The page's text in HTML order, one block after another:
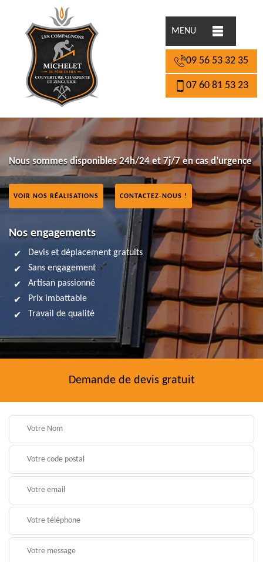
MENU
09 56 53 32 35
07 60 81 53 23
Nous sommes disponibles 24h/24 et 7j/7 en cas d’urgence
VOIR NOS RÉALISATIONS CONTACTEZ-NOUS !
Nos engagements
Devis et déplacement gratuits
Sans engagement
Artisan passionné
Prix imbattable
Travail de qualité
Demande de devis gratuit